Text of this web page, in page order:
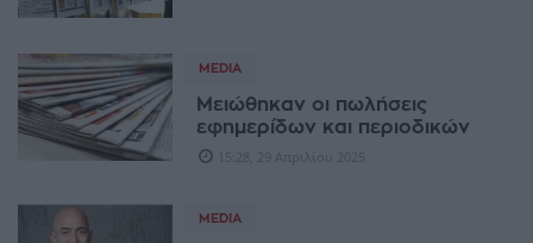
MEDIA
Μειώθηκαν οι πωλήσεις
εφημερίδων και περιοδικών
15:28, 29 Απριλίου 2025
MEDIA